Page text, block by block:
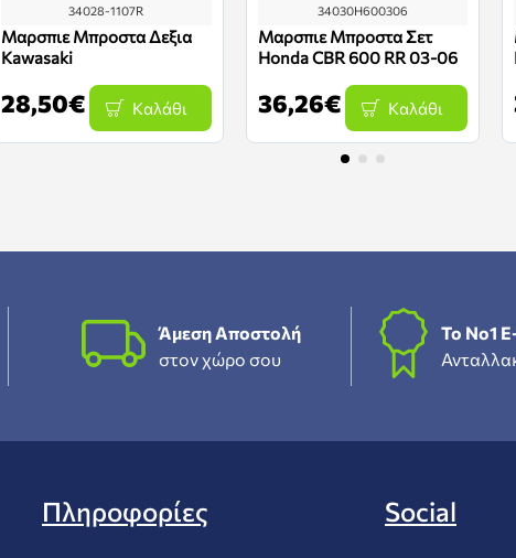
34028-1107R
Μαρσπιε Μπροστα Δεξια
Kawasaki
28,50€ Καλάθι
34030H600306
Μαρσπιε Μπροστα Σετ
Honda CBR 600 RR 03-06
36,26€ Καλάθι
Άμεση Αποστολή
στον χώρο σου
To Νο1
Πληροφορίες Social